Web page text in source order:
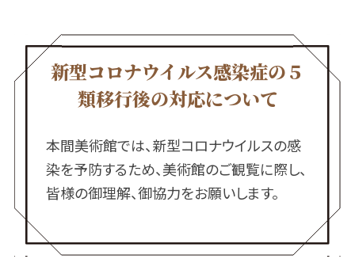
新型コロナウイルス感染症の５
類移行後の対応について
本間美術館では、新型コロナウイルスの感
染を予防するため、美術館のご観覧に際し、
皆様の御理解、御協力をお願いします。